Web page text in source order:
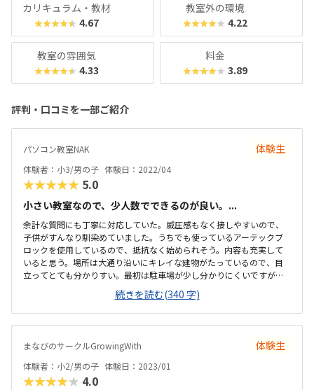
カリキュラム・教材
★★★★★ 4.67
教室外の環境
★★★★★ 4.22
教室の雰囲気
★★★★★ 4.33
料金
★★★★★ 3.89
評判・口コミを一部ご紹介
パソコン教室NAK 体験生
体験者：小3/男の子 体験日：2022/04
★★★★★ 5.0
小さい教室なので、少人数でできるのが良い。...
余計な質問にも丁寧に対応していた。威圧感もなく接しやすいので、
子供がすんなり馴染めていました。うちでも使っているアーテックブ
ロックを使用しているので、抵抗なく始められそう。内容も充実して
いると思う。場所は大通り沿いにキレイな建物がたっているので、目
立ってとても分かりすい。最初は駐車場が少し分かりにくいですが、
換気等、気を使っておこなっていた。教室内も清潔感があり、リラッ
クスできる雰囲気。授業は月2回です。もう少し安いとありがたいです
が、他のプログラミングスクールより安価だと思います。自分が作っ
たものが動くので、楽しかったようです。内容は子供が興味を持つよ
ピングを学べます。色々と行き届いた教室だと思いました。
続きを読む(340 字)
まなびのサークルGrowingWith 体験生
体験者：小2/男の子 体験日：2023/01
★★★★★ 4.0